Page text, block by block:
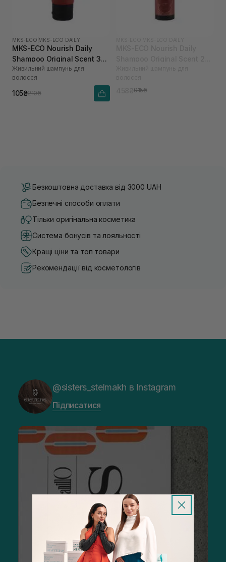
MKS-ECO MKS-ECO DAILY
MKS-ECO Nourish Daily
Shampoo Original Scent 30
мл
Живильний шампунь для
волосся
105₴210₴ 915₴
Безкоштовна доставка від 3000 UAH
Безпечні способи оплати
Тільки оригінальна косметика
Система бонусів та лояльності
Кращі ціни та топ товари
Рекомендації від косметологів
@sisters_stelmakh в Instagram
Підписатися